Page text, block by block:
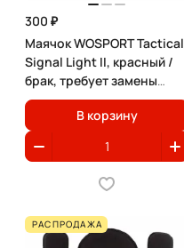
300 ₽
Маячок WOSPORT Tactical
Signal Light II, красный /
брак, требует замены
CR2032
В корзину
РАСПРОДАЖА